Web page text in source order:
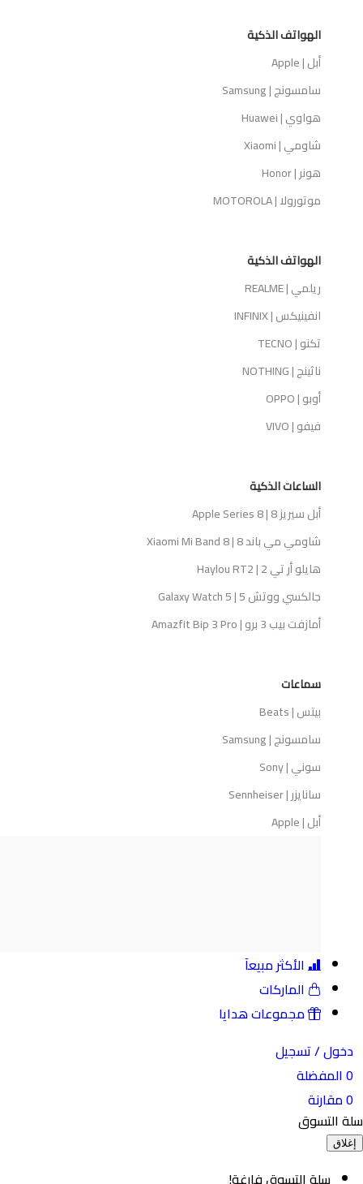
الهواتف الذكية
سامسونج | Samsung
هواوي | Huawei
شاومي | Xiaomi
موتورولا | MOTOROLA
الهواتف الذكية
ريلمي | REALME
انفينيكس | INFINIX
ناثينج | NOTHING
فيفو | VIVO
الساعات الذكية
أبل سيريز 8 | Apple Series 8
شاومي مي باند 8 | Xiaomi Mi Band 8
هايلو أر تي 2 | Haylou RT2
جالكسي ووتش 5 | Galaxy Watch 5
أمازفت بيب 3 برو | Amazfit Bip 3 Pro
سماعات
بيتس | Beats
سامسونج | Samsung
سوني | Sony
سانايزر | Sennheiser
الأكثر مبيعآ
الماركات
مجموعات هدايا
/تسجيل
سلة التسوق فارغة!